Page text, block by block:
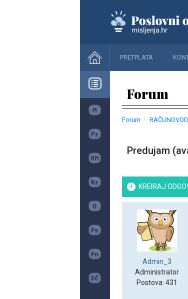
PRETPLATA
Forum
Forum
Predujam
KREIRAJ
Admin_3
Administrator
Postova: 431